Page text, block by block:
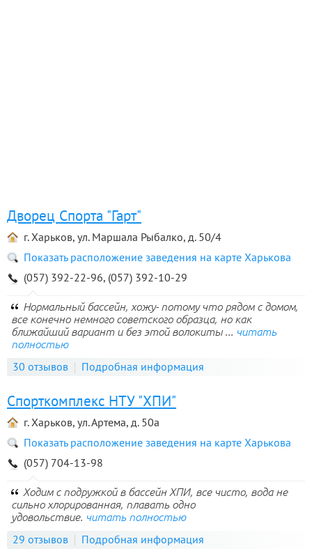
Дворец Спорта "Гарт"
г. Харьков, ул. Маршала Рыбалко, д. 50/4
Показать расположение заведения на карте Харькова
(057) 392-22-96, (057) 392-10-29
Нормальный бассейн, хожу- потому что рядом с домом,
все конечно немного советского образца, но как
ближайший вариант и без этой волокиты ... читать
полностью
30 отзывов Подробная информация
Спорткомплекс НТУ "ХПИ"
г. Харьков, ул. Артема, д. 50а
Показать расположение заведения на карте Харькова
(057) 704-13-98
Ходим с подружкой в бассейн ХПИ, все чисто, вода не
сильно хлорированная, плавать одно
удовольствие. читать полностью
29 отзывов Подробная информация